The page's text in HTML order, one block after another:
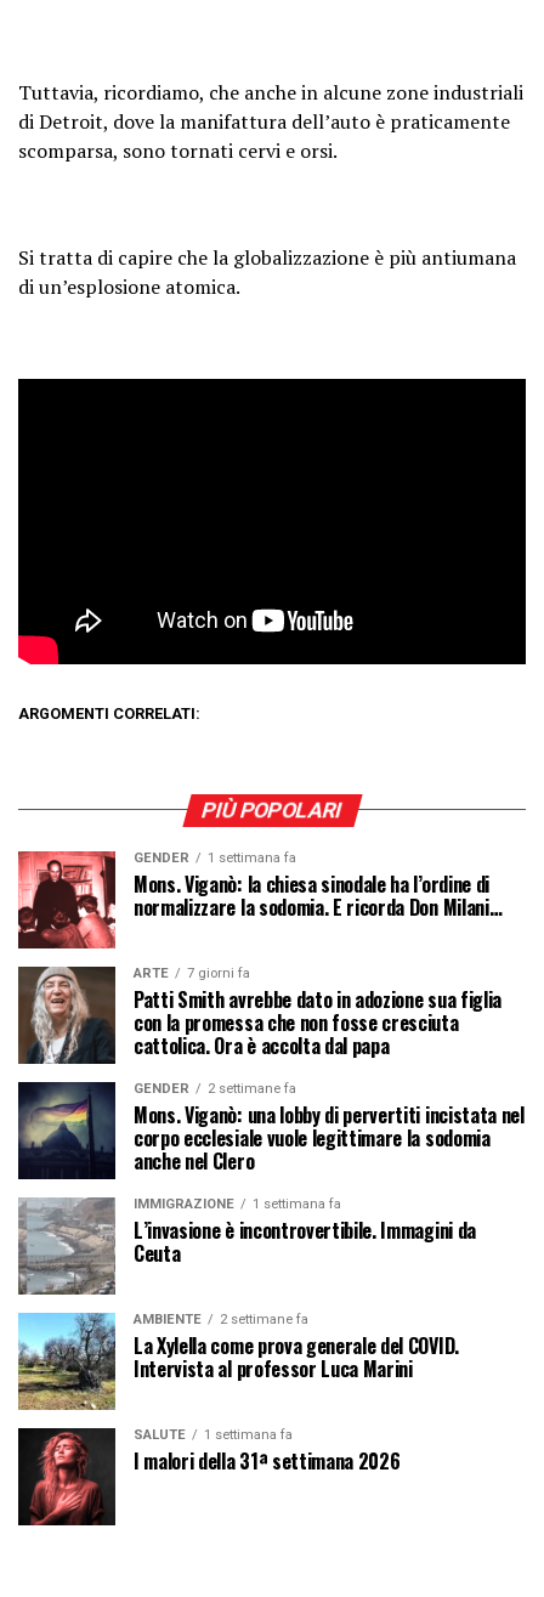
Tuttavia, ricordiamo, che anche in alcune zone industriali
di Detroit, dove la manifattura dell’auto è praticamente
scomparsa, sono tornati cervi e orsi.
Si tratta di capire che la globalizzazione è più antiumana
di un’esplosione atomica.
ARGOMENTI CORRELATI:
PIÙ POPOLARI
GENDER 1 settimana fa
Mons. Viganò: la chiesa sinodale ha l’ordine di
normalizzare la sodomia. E ricorda Don Milani…
ARTE 7 giorni fa
Patti Smith avrebbe dato in adozione sua figlia
con la promessa che non fosse cresciuta
cattolica. Ora è accolta dal papa
GENDER 2 settimane fa
Mons. Viganò: una lobby di pervertiti incistata nel
corpo ecclesiale vuole legittimare la sodomia
anche nel Clero
IMMIGRAZIONE 1 settimana fa
L’invasione è incontrovertibile. Immagini da
Ceuta
AMBIENTE 2 settimane fa
La Xylella come prova generale del COVID.
Intervista al professor Luca Marini
SALUTE 1 settimana fa
I malori della 31ª settimana 2026